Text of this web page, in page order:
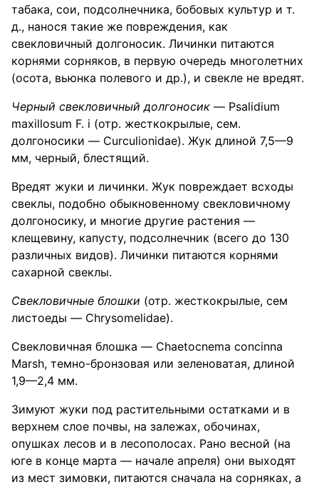
табака, сои, подсолнечника, бобовых культур и т.
д., нанося такие же повреждения, как
свекловичный долгоносик. Личинки питаются
корнями сорняков, в первую очередь многолетних
(осота, вьюнка полевого и др.), и свекле не вредят.
Черный свекловичный долгоносик — Psalidium
maxillosum F. i (отр. жесткокрылые, сем.
долгоносики — Curculionidae). Жук длиной 7,5—9
мм, черный, блестящий.
Вредят жуки и личинки. Жук повреждает всходы
свеклы, подобно обыкновенному свекловичному
долгоносику, и многие другие растения —
клещевину, капусту, подсолнечник (всего до 130
различных видов). Личинки питаются корнями
сахарной свеклы.
Свекловичные блошки (отр. жесткокрылые, сем
листоеды — Chrysomelidae).
Свекловичная блошка — Chaetocnema concinna
Marsh, темно-бронзовая или зеленоватая, длиной
1,9—2,4 мм.
Зимуют жуки под растительными остатками и в
верхнем слое почвы, на залежах, обочинах,
опушках лесов и в лесополосах. Рано весной (на
юге в конце марта — начале апреля) они выходят
из мест зимовки, питаются сначала на сорняках, а